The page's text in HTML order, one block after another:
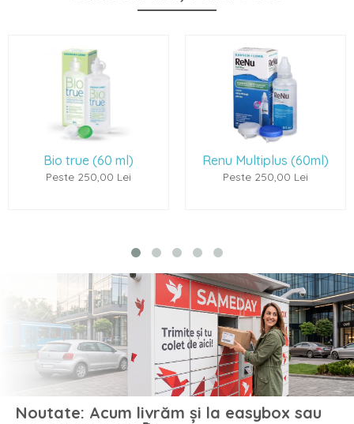
Bio true (60 ml)
Peste 250,00 Lei
Renu Multiplus (60ml)
Peste 250,00 Lei
Noutate: Acum livrăm și la easybox sau